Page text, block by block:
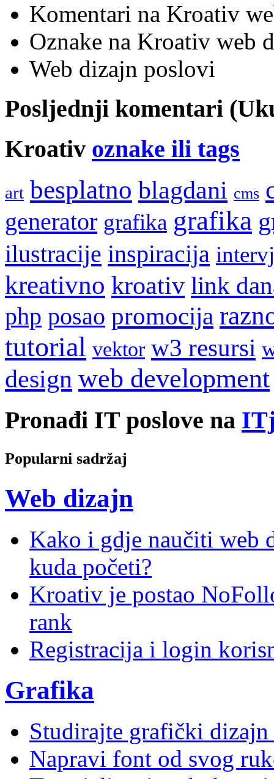
Komentari na Kroativ
Oznake na Kroativ web
Web dizajn poslovi
Posljednji komentari
Kroativ oznake ili tags
art besplatno blagdani cms
generator grafika grafika
ilustracije inspiracija
kreativno kroativ link
php posao promocija
tutorial vektor w3 resursi
design web development
Pronađi IT poslove na
Popularni sadržaj
Web dizajn
Kako i gdje naučiti web
kuda početi?
Kroativ je postao
rank
Registracija i login
Grafika
Studirajte grafički dizajn
Napravi font od svog